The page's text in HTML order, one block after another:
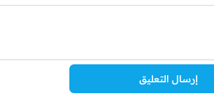
إرسال التعليق